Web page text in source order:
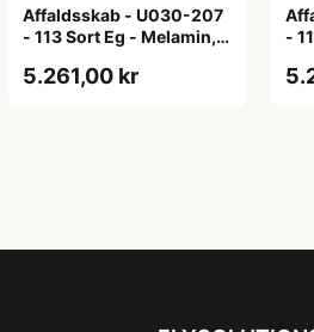
Affaldsskab - U030-207
- 113 Sort Eg - Melamin,
5.261,00 kr
-